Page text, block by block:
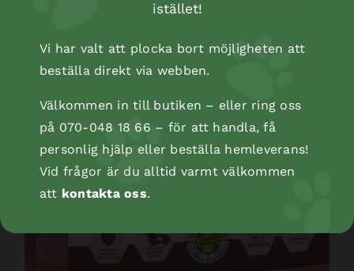
istället!
Vi har valt att plocka bort möjligheten att
beställa direkt via webben.
Välkommen in till butiken – eller ring oss
på 070-048 18 66 – för att handla, få
personlig hjälp eller beställa hemleverans!
Vid frågor är du alltid varmt välkommen
att kontakta oss.